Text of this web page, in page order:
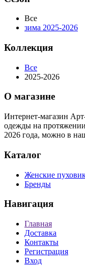
Все
зима 2025-2026
Коллекция
Все
2025-2026
О магазине
Интернет-магазин
одежды на
2026 года, можно в
Каталог
Женские
Бренды
Навигация
Главная
Доставка
Контакты
Регистрация
Вход